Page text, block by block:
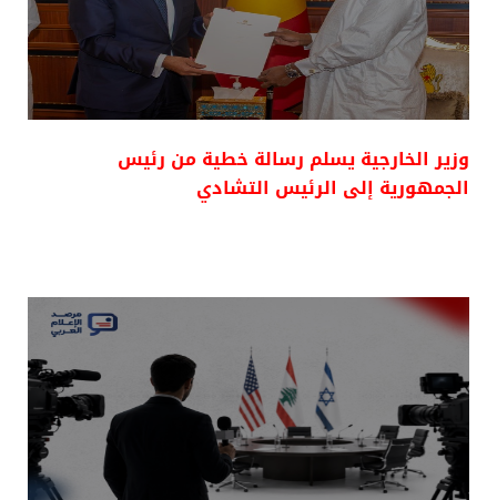
وزير الخارجية يسلم رسالة خطية من رئيس
الجمهورية إلى الرئيس التشادي